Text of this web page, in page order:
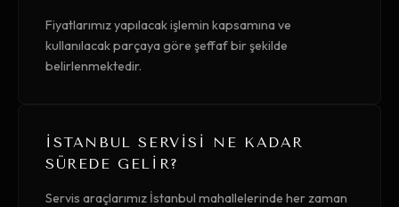
Fiyatlarımız yapılacak işlemin kapsamına ve
kullanılacak parçaya göre şeffaf bir şekilde
belirlenmektedir.
İSTANBUL SERVISI NE KADAR
SÜREDE GELIR?
Servis araçlarımız İstanbul mahallelerinde her zaman